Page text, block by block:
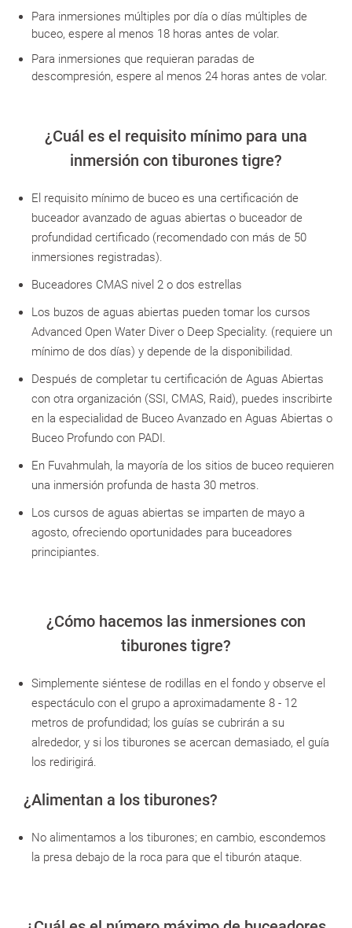
Para inmersiones múltiples por día o días múltiples de
buceo, espere al menos 18 horas antes de volar.
Para inmersiones que requieran paradas de
descompresión, espere al menos 24 horas antes de volar.
¿Cuál es el requisito mínimo para una
inmersión con tiburones tigre?
El requisito mínimo de buceo es una certificación de
buceador avanzado de aguas abiertas o buceador de
profundidad certificado (recomendado con más de 50
inmersiones registradas).
Buceadores CMAS nivel 2 o dos estrellas
Los buzos de aguas abiertas pueden tomar los cursos
Advanced Open Water Diver o Deep Speciality. (requiere un
mínimo de dos días) y depende de la disponibilidad.
Después de completar tu certificación de Aguas Abiertas
con otra organización (SSI, CMAS, Raid), puedes inscribirte
en la especialidad de Buceo Avanzado en Aguas Abiertas o
Buceo Profundo con PADI.
En Fuvahmulah, la mayoría de los sitios de buceo requieren
una inmersión profunda de hasta 30 metros.
Los cursos de aguas abiertas se imparten de mayo a
agosto, ofreciendo oportunidades para buceadores
principiantes.
¿Cómo hacemos las inmersiones con
tiburones tigre?
Simplemente siéntese de rodillas en el fondo y observe el
espectáculo con el grupo a aproximadamente 8 - 12
metros de profundidad; los guías se cubrirán a su
alrededor, y si los tiburones se acercan demasiado, el guía
los redirigirá.
¿Alimentan a los tiburones?
No alimentamos a los tiburones; en cambio, escondemos
la presa debajo de la roca para que el tiburón ataque.